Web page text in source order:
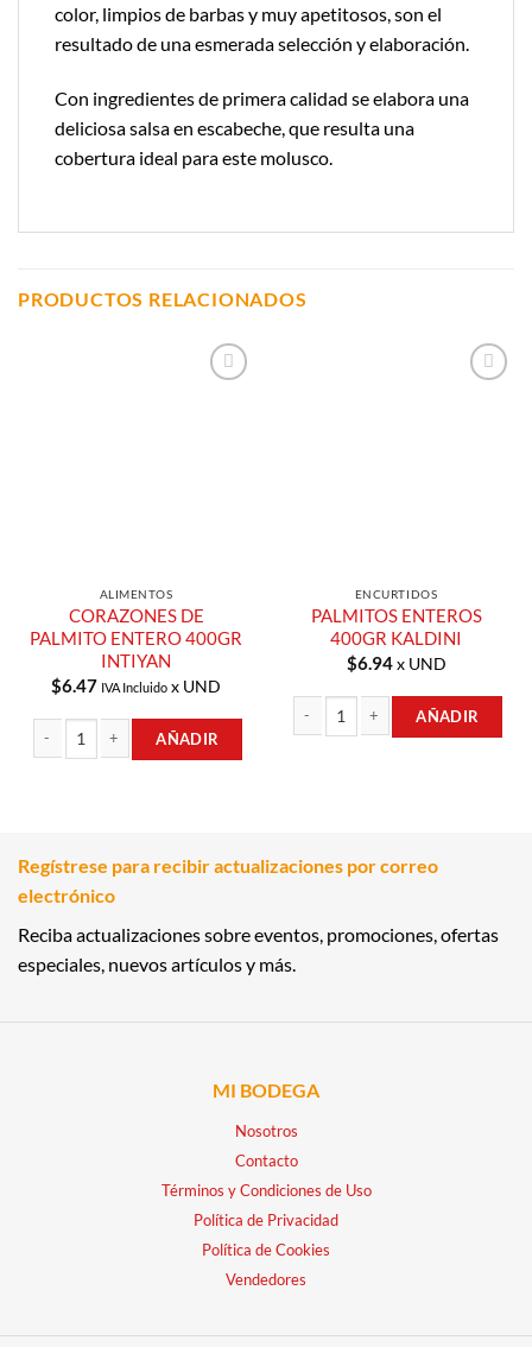
color, limpios de barbas y muy apetitosos, son el
resultado de una esmerada selección y elaboración.
Con ingredientes de primera calidad se elabora una
deliciosa salsa en escabeche, que resulta una
cobertura ideal para este molusco.
PRODUCTOS RELACIONADOS
ALIMENTOS
CORAZONES DE
PALMITO ENTERO 400GR
INTIYAN
$6.47 IVA Incluido x UND
AÑADIR
ENCURTIDOS
PALMITOS ENTEROS
400GR KALDINI
$6.94x UND
AÑADIR
Regístrese para recibir actualizaciones por correo
electrónico
Reciba actualizaciones sobre eventos, promociones, ofertas
especiales, nuevos artículos y más.
MI BODEGA
Nosotros
Contacto
Términos y Condiciones de Uso
Política de Privacidad
Política de Cookies
Vendedores